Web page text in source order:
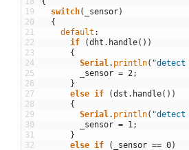
19
20
21
22
23
24
25
26
27
28
29
30
31
32
switch( _sensor)
{
default :
if
(dht . handle( ) )
{
Serial. println( "detect
_sensor = 2;
}
else if (dst . handle( ) )
{
Serial. println( "detect
_sensor = 1;
}
else if ( _sensor == 0)